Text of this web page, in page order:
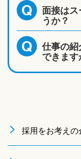
Q 面接は
うか？
Q 仕事の
できます
採用をお考え